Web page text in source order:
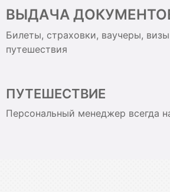
ВЫДАЧА
Билеты, страховки, ваучеры,
путешествия
ПУТЕШЕСТВИЕ
Персональный менеджер всегда